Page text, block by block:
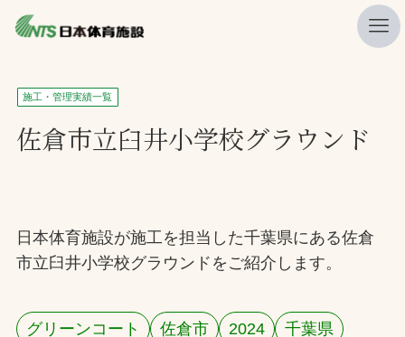
私たちの強み
ニュース
製品・サービス一覧
施工・管理実績一覧
施工・管理実績一覧
佐倉市立臼井小学校グラウンド
日本体育施設が施工を担当した千葉県にある佐倉
市立臼井小学校グラウンドをご紹介します。
グリーンコート 佐倉市 2024
千葉県